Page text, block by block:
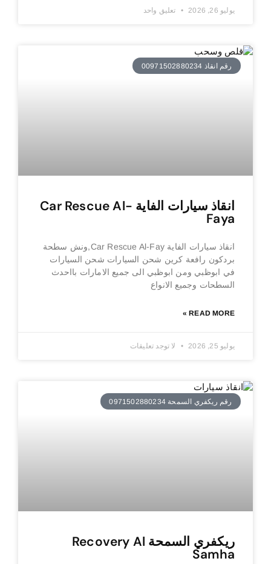
يوليو 26, 2026 تعليق واحد
رقم انقاذ 00971502880234
انقاذ سيارات الفاية Car Rescue Al-
Faya
انقاذ سيارات الفاية Car Rescue Al-Fay,ونش سطحة
بردكون رافعة كرين شحن السيارات شحن السيارات
في ابوظبي ومن ابوظبي الى جميع الامارات بااحدث
السطحات وجميع الانواع
READ MORE »
يوليو 25, 2026 لا توجد تعليقات
رقم ريكفري السمحة 0971502880234
ريكفري السمحة Recovery Al
Samha